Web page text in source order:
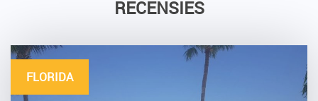
RECENSIES
FLORIDA